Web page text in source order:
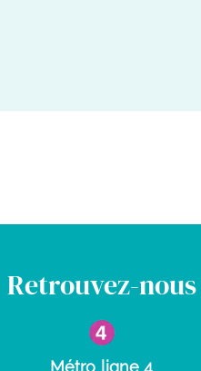
Retrouvez-nous
Métro ligne 4